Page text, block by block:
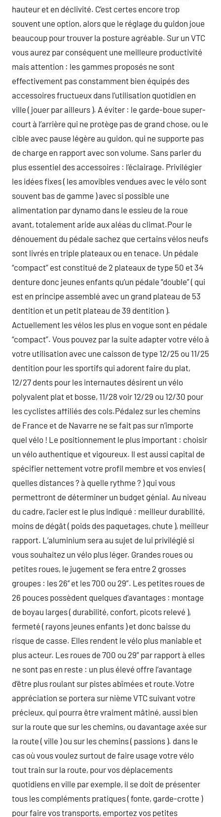
hauteur et en déclivité. C’est certes encore trop
souvent une option, alors que le réglage du guidon joue
beaucoup pour trouver la posture agréable. Sur un VTC
vous aurez par conséquent une meilleure productivité
mais attention : les gammes proposés ne sont
effectivement pas constamment bien équipés des
accessoires fructueux dans l’utilisation quotidien en
ville ( jouer par ailleurs ). A éviter : le garde-boue super-
court à l’arrière qui ne protège pas de grand chose, ou le
cible avec pause légère au guidon, qui ne supporte pas
de charge en rapport avec son volume. Sans parler du
plus essentiel des accessoires : l’éclairage. Privilégier
les idées fixes ( les amovibles vendues avec le vélo sont
souvent bas de gamme ) avec si possible une
alimentation par dynamo dans le essieu de la roue
avant, totalement aride aux aléas du climat.Pour le
dénouement du pédale sachez que certains vélos neufs
sont livrés en triple plateaux ou en tenace. Un pédale
“compact” est constitué de 2 plateaux de type 50 et 34
denture donc jeunes enfants qu’un pédale “double” ( qui
est en principe assemblé avec un grand plateau de 53
dentition et un petit plateau de 39 dentition ).
Actuellement les vélos les plus en vogue sont en pédale
“compact”. Vous pouvez par la suite adapter votre vélo à
votre utilisation avec une caisson de type 12/25 ou 11/25
dentition pour les sportifs qui adorent faire du plat,
12/27 dents pour les internautes désirent un vélo
polyvalent plat et bosse, 11/28 voir 12/29 ou 12/30 pour
les cyclistes affiliés des cols.Pédalez sur les chemins
de France et de Navarre ne se fait pas sur n’importe
quel vélo ! Le positionnement le plus important : choisir
un vélo authentique et vigoureux. Il est aussi capital de
spécifier nettement votre profil membre et vos envies (
quelles distances ? à quelle rythme ? ) qui vous
permettront de déterminer un budget génial. Au niveau
du cadre, l’acier est le plus indiqué : meilleur durabilité,
moins de dégât ( poids des paquetages, chute ), meilleur
rapport. L’aluminium sera au sujet de lui privilégié si
vous souhaitez un vélo plus léger. Grandes roues ou
petites roues, le jugement se fera entre 2 grosses
groupes : les 26’’ et les 700 ou 29”. Les petites roues de
26 pouces possèdent quelques d’avantages : montage
de boyau larges ( durabilité, confort, picots relevé ),
fermeté ( rayons jeunes enfants ) et donc baisse du
risque de casse. Elles rendent le vélo plus maniable et
plus acteur. Les roues de 700 ou 29” par rapport à elles
ne sont pas en reste : un plus élevé offre l’avantage
d’être plus roulant sur pistes abîmées et route.Votre
appréciation se portera sur nième VTC suivant votre
précieux, qui pourra être vraiment mâtiné, aussi bien
sur la route que sur les chemins, ou davantage axée sur
la route ( ville ) ou sur les chemins ( passions ). dans le
cas où vous voulez surtout de faire usage votre vélo
tout train sur la route, pour vos déplacements
quotidiens en ville par exemple, il se doit de présenter
tous les compléments pratiques ( fonte, garde-crotte )
pour faire vos transports, emportez vos petites